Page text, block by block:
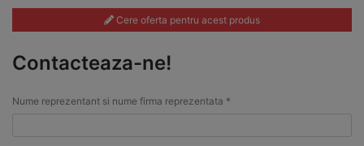
Cere oferta pentru acest produs
Contacteaza-ne!
Nume reprezentant si nume firma reprezentata *